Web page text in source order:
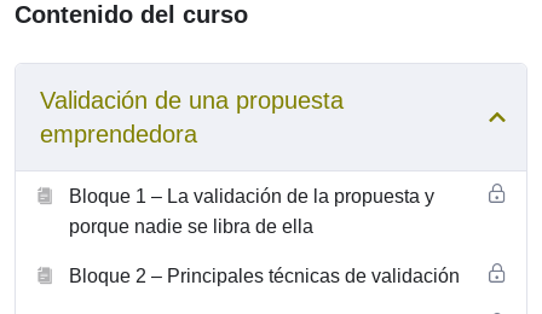
Contenido del curso
Validación de una propuesta
emprendedora
Bloque 1 – La validación de la propuesta y
porque nadie se libra de ella
Bloque 2 – Principales técnicas de validación